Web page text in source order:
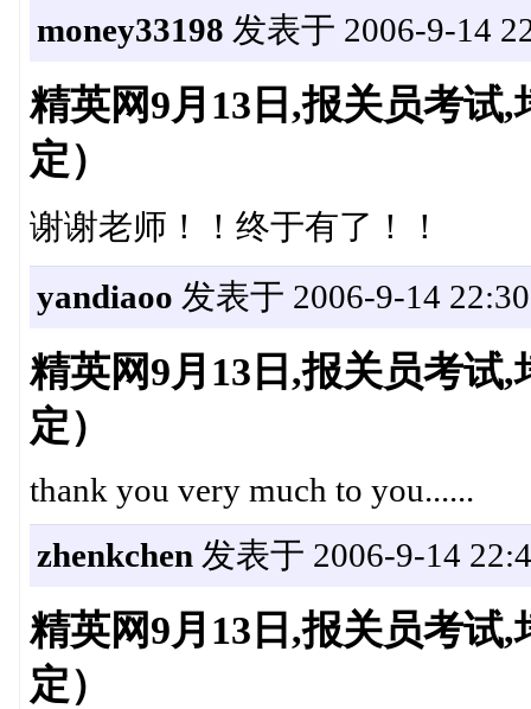
money33198 发表于 2006-9-14
精英网9月13日,报关员考试
定）
谢谢老师！！终于有了！！
yandiaoo 发表于 2006-9-14
精英网9月13日,报关员考试
定）
thank you very much to you......
zhenkchen 发表于 2006-9-14
精英网9月13日,报关员考试
定）